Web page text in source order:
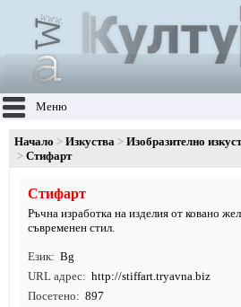
Меню
Начало Изкуства Изобразително
Стифарт
Стифарт
Ръчна изработка на изделия от ковано
съвременен стил.
Език
Bg
URL адрес
http://stiffart.tryavna.biz
Посетено
897